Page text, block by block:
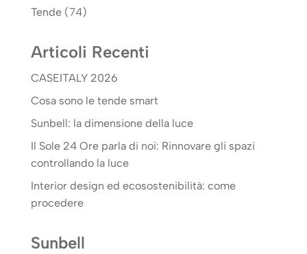
Tende(74)
Articoli Recenti
CASEITALY 2026
Cosa sono le tende smart
Sunbell: la dimensione della luce
Il Sole 24 Ore parla di noi: Rinnovare gli spazi
controllando la luce
Interior design ed ecosostenibilità: come
procedere
Sunbell